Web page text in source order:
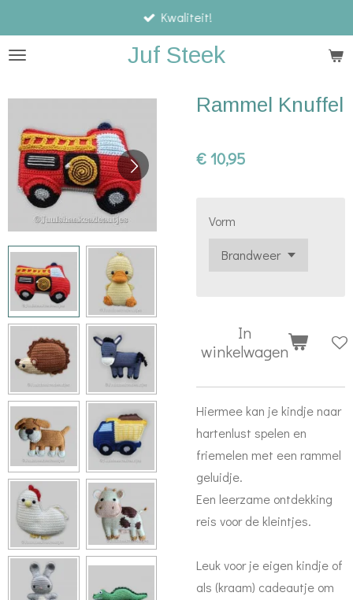
direct
naar
Juf Steek
Kwaliteit!
Rammel Knuffel
€ 10,95
Vorm
In
winkelwagen
Hiermee kan je kindje naar
hartenlust spelen en
friemelen met een rammel
geluidje.
Een leerzame ontdekking
reis voor de kleintjes.
Leuk voor je eigen kindje of
als (kraam) cadeautje om